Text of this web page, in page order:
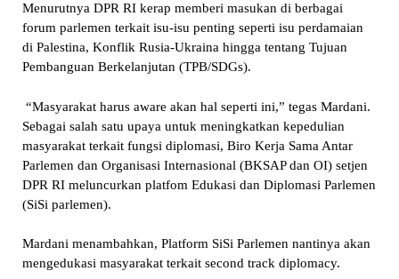
Menurutnya DPR RI kerap memberi masukan di berbagai
forum parlemen terkait isu-isu penting seperti isu perdamaian
di Palestina, Konflik Rusia-Ukraina hingga tentang Tujuan
Pembanguan Berkelanjutan (TPB/SDGs).
“Masyarakat harus aware akan hal seperti ini,” tegas Mardani.
Sebagai salah satu upaya untuk meningkatkan kepedulian
masyarakat terkait fungsi diplomasi, Biro Kerja Sama Antar
Parlemen dan Organisasi Internasional (BKSAP dan OI) setjen
DPR RI meluncurkan platfom Edukasi dan Diplomasi Parlemen
(SiSi parlemen).
Mardani menambahkan, Platform SiSi Parlemen nantinya akan
mengedukasi masyarakat terkait second track diplomacy.